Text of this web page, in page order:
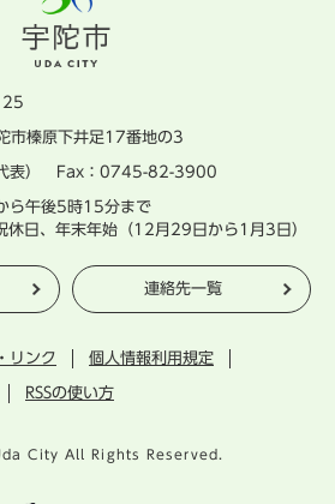
榛原下井足17番地の3
表） Fax：0745-82-3900
ら午後5時15分まで
日、年末年始（12月29日から1月3日）
連絡先一覧
リンク 個人情報利用規定
RSSの使い方
City All Rights Reserved.